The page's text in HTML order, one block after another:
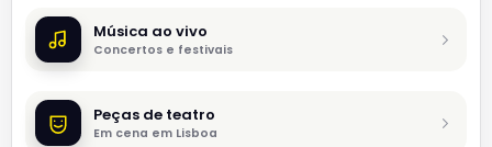
Música ao vivo
Concertos e festivais
Peças de teatro
Em cena em Lisboa